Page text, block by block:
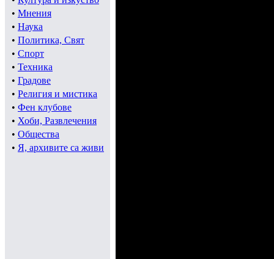
• Мнения
• Наука
• Политика, Свят
• Спорт
• Техника
• Градове
• Религия и мистика
• Фен клубове
• Хоби, Развлечения
• Общества
• Я, архивите са живи